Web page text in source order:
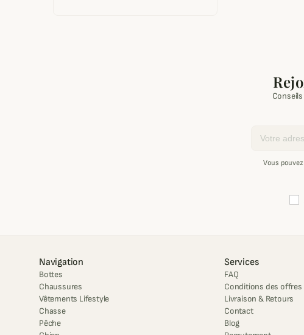
Vous
Navigation
Bottes
Chaussures
Vêtements Lifestyle
Chasse
Pêche
Services
FAQ
Conditions des offres
Livraison & Retours
Contact
Blog